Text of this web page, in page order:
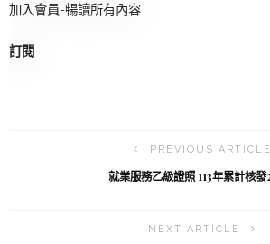
加入會員-暢讀所有內容
訂閱
PREVIOUS ARTICLE
就業服務乙級證照 113年累計核
NEXT ARTICLE